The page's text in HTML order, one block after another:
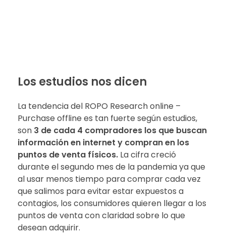
Los estudios nos dicen
La tendencia del ROPO Research online –
Purchase offline es tan fuerte según estudios,
son 3 de cada 4 compradores los que buscan
información en internet y compran en los
puntos de venta físicos. La cifra creció
durante el segundo mes de la pandemia ya que
al usar menos tiempo para comprar cada vez
que salimos para evitar estar expuestos a
contagios, los consumidores quieren llegar a los
puntos de venta con claridad sobre lo que
desean adquirir.